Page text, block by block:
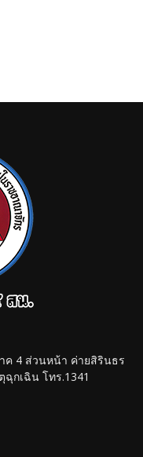
ค 4 ส่วนหน้า ค่ายสิรินธร
ฉุกเฉิน โทร.1341